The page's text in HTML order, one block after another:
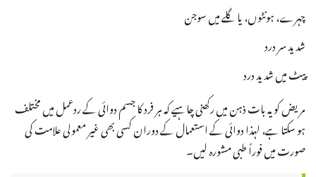
چہرے، ہونٹوں، یا گلے میں سوجن
شدید سر درد
پیٹ میں شدید درد
مریض کو یہ بات ذہن میں رکھنی چاہیے کہ ہر فرد کا جسم دوائی کے ردعمل میں مختلف
ہو سکتا ہے، لہذا دوائی کے استعمال کے دوران کسی بھی غیر معمولی علامت کی
صورت میں فوراً طبی مشورہ لیں۔